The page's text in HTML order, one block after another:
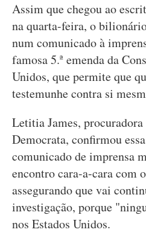
Assim que chegou ao
na quarta-feira, o
num comunicado à
famosa 5.ª emenda da
Unidos, que permite que
testemunhe contra si
Letitia James,
Democrata, confirmou
comunicado de imprensa
encontro cara-a-cara com
assegurando que vai
investigação, porque
nos Estados Unidos.